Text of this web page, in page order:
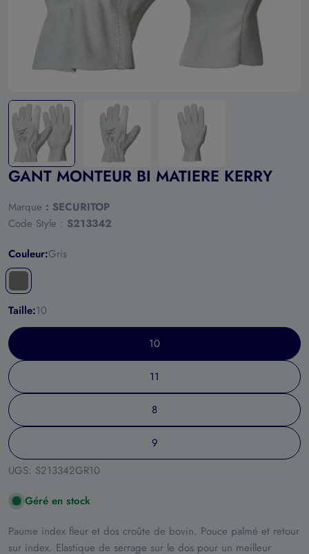
GANT MONTEUR BI MATIERE KERRY
Marque : SECURITOP
Code Style : S213342
Couleur:Gris
Taille:10
10
11
8
9
UGS: S213342GR10
Géré en stock
Paume index fleur et dos croûte de bovin. Pouce palmé et retour
sur index. Elastique de serrage sur le dos pour un meilleur